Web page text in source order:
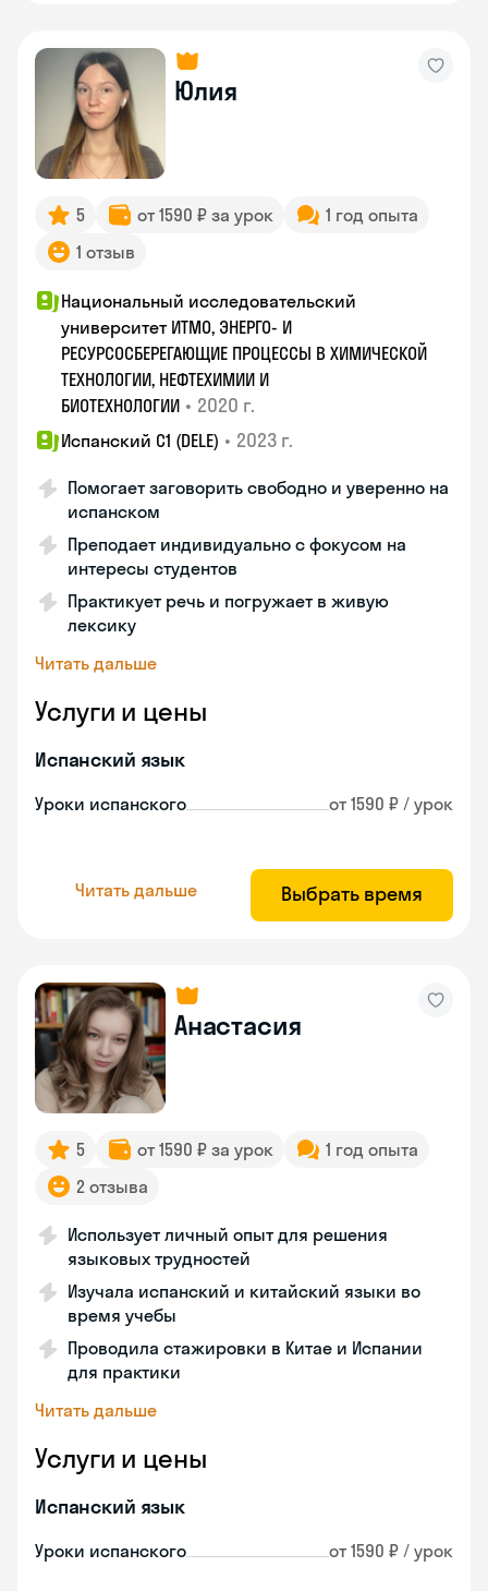
Юлия
5 от 1590 ₽ за урок
1 год опыта
1 отзыв
Национальный исследовательский
университет ИТМО, ЭНЕРГО- И
РЕСУРСОСБЕРЕГАЮЩИЕ ПРОЦЕССЫ В ХИМИЧЕСКОЙ
ТЕХНОЛОГИИ, НЕФТЕХИМИИ И
БИОТЕХНОЛОГИИ • 2020 г.
Испанский С1 (DELE) • 2023 г.
Помогает заговорить свободно и уверенно на
испанском
Преподает индивидуально с фокусом на
интересы студентов
Практикует речь и погружает в живую
лексику
Читать дальше
Услуги и цены
Испанский язык
Уроки испанского от 1590 ₽ / урок
Читать дальше Выбрать время
Анастасия
5 от 1590 ₽ за урок
1 год опыта
2 отзыва
Использует личный опыт для решения
языковых трудностей
Изучала испанский и китайский языки во
время учебы
Проводила стажировки в Китае и Испании
для практики
Читать дальше
Услуги и цены
Испанский язык
Уроки испанского от 1590 ₽ / урок